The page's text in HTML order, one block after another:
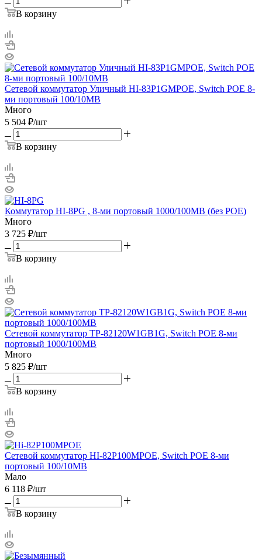
В корзину
Сетевой коммутатор Уличный HI-83P1GMPOE, Switch POE 8-
ми портовый 100/10MB
Много
5 504 ₽/шт
В корзину
Коммутатор HI-8PG , 8-ми портовый 1000/100MB (без РОЕ)
Много
3 725 ₽/шт
В корзину
Сетевой коммутатор TP-82120W1GB1G, Switch POE 8-ми
портовый 1000/100MB
Много
5 825 ₽/шт
В корзину
Сетевой коммутатор HI-82P100MPOE, Switch POE 8-ми
портовый 100/10MB
Мало
6 118 ₽/шт
В корзину